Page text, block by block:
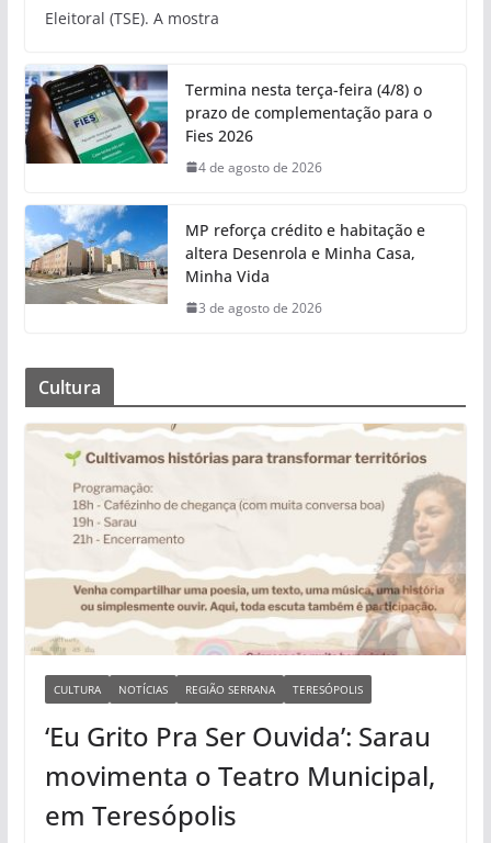
Eleitoral (TSE). A mostra
Termina nesta terça-feira (4/8) o
prazo de complementação para o
Fies 2026
4 de agosto de 2026
MP reforça crédito e habitação e
altera Desenrola e Minha Casa,
Minha Vida
3 de agosto de 2026
Cultura
CULTURA NOTÍCIAS REGIÃO SERRANA TERESÓPOLIS
‘Eu Grito Pra Ser Ouvida’: Sarau
movimenta o Teatro Municipal,
em Teresópolis